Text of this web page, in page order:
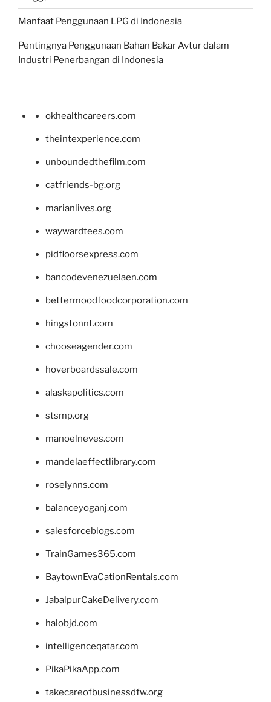
Manfaat Penggunaan LPG di Indonesia
Pentingnya Penggunaan Bahan Bakar Avtur dalam
Industri Penerbangan di Indonesia
okhealthcareers.com
theintexperience.com
unboundedthefilm.com
catfriends-bg.org
marianlives.org
waywardtees.com
pidfloorsexpress.com
bancodevenezuelaen.com
bettermoodfoodcorporation.com
hingstonnt.com
chooseagender.com
hoverboardssale.com
alaskapolitics.com
stsmp.org
manoelneves.com
mandelaeffectlibrary.com
roselynns.com
balanceyoganj.com
salesforceblogs.com
TrainGames365.com
BaytownEvaCationRentals.com
JabalpurCakeDelivery.com
halobjd.com
intelligenceqatar.com
PikaPikaApp.com
takecareofbusinessdfw.org